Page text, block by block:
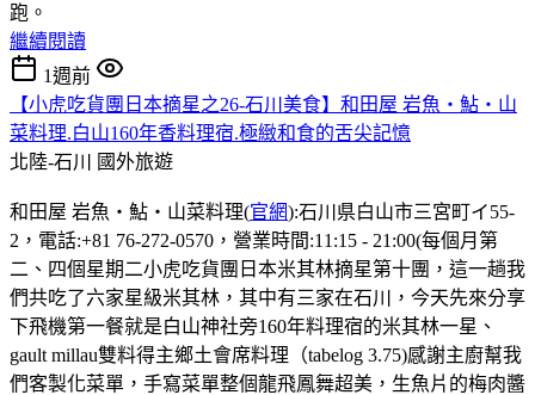
跑。
繼續閱讀
1週前
【小虎吃貨團日本摘星之26-石川美食】和田屋 岩魚・鮎・山
菜料理.白山160年香料理宿.極緻和食的舌尖記憶
北陸-石川
國外旅遊
和田屋 岩魚・鮎・山菜料理(官網):石川県白山市三宮町イ55-
2，電話:+81 76-272-0570，營業時間:11:15 - 21:00(每個月第
二、四個星期二小虎吃貨團日本米其林摘星第十團，這一趟我
們共吃了六家星級米其林，其中有三家在石川，今天先來分享
下飛機第一餐就是白山神社旁160年料理宿的米其林一星、
gault millau雙料得主鄉土會席料理（tabelog 3.75)感謝主廚幫我
們客製化菜單，手寫菜單整個龍飛鳳舞超美，生魚片的梅肉醬